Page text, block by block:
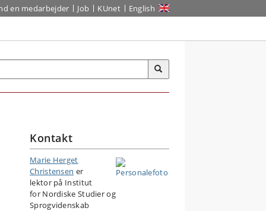
en medarbejder Job KUnet English
Kontakt
Marie Herget
Christensen er
lektor på Institut
for Nordiske Studier og
Sprogvidenskab